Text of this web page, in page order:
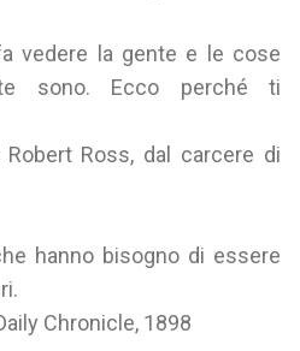
vedere la gente e le cose
sono. Ecco perché ti
Ross, dal carcere di
hanno bisogno di essere
Chronicle, 1898